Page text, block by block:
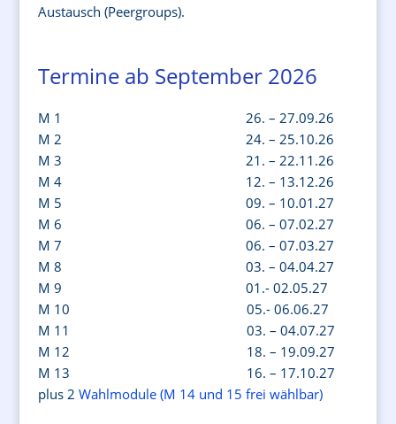
Austausch (Peergroups).
Termine ab September 2026
M 1 26. – 27.09.26
M 2 24. – 25.10.26
M 3 21. – 22.11.26
M 4 12. – 13.12.26
M 5 09. – 10.01.27
M 6 06. – 07.02.27
M 7 06. – 07.03.27
M 8 03. – 04.04.27
M 9 01.- 02.05.27
M 10 05.- 06.06.27
M 11 03. – 04.07.27
M 12 18. – 19.09.27
M 13 16. – 17.10.27
plus 2 Wahlmodule (M 14 und 15 frei wählbar)